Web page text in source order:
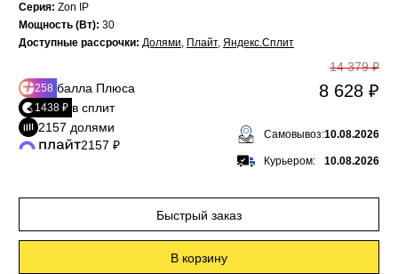
Серия: Zon IP
Мощность (Вт): 30
Доступные рассрочки: Долями, Плайт, Яндекс.Сплит
258 балла Плюса
1438 ₽ в сплит
2157 долями
2157 ₽
14 379 ₽
8 628 ₽
Самовывоз:10.08.2026
Курьером: 10.08.2026
Быстрый заказ
В корзину